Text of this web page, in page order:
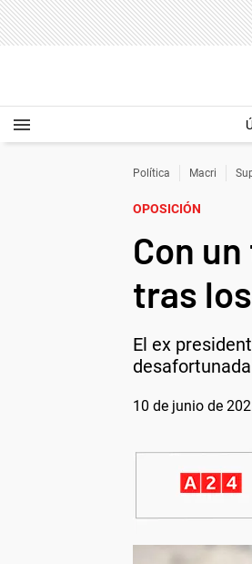
Política Macri
OPOSICIÓN
Con
tras
El ex
10 de junio de